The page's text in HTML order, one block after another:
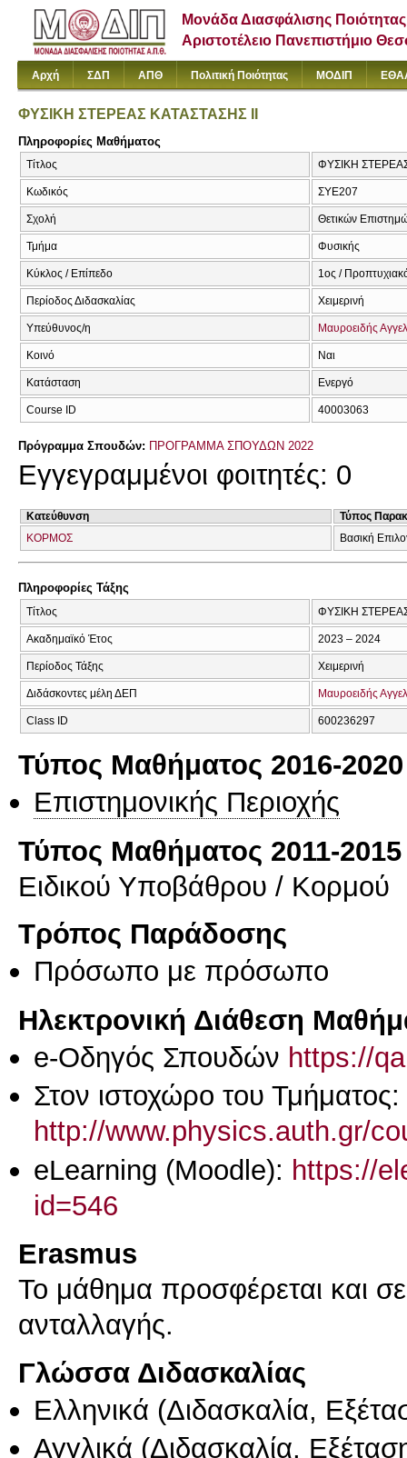
Μονάδα Διασφάλισης Ποιότητας
Αριστοτέλειο Πανεπιστήμιο
Αρχή ΣΔΠ ΑΠΘ Πολιτική Ποιότητας ΜΟΔΙΠ
ΦΥΣΙΚΗ ΣΤΕΡΕΑΣ ΚΑΤΑΣΤΑΣΗΣ ΙΙ
Πληροφορίες Μαθήματος
Τίτλος ΦΥΣΙΚΗ ΣΤΕΡΕΑΣ
Κωδικός ΣΥΕ207
Σχολή Θετικών
Τμήμα Φυσικής
Κύκλος / Επίπεδο 1ος /
Περίοδος Διδασκαλίας Χειμερινή
Υπεύθυνος/η Μαυροειδής
Κοινό Ναι
Κατάσταση Ενεργό
Course ID 40003063
Πρόγραμμα Σπουδών: ΠΡΟΓΡΑΜΜΑ ΣΠΟΥΔΩΝ 2022
Εγγεγραμμένοι φοιτητές: 0
Κατεύθυνση
Τύπος
ΚΟΡΜΟΣ
Βασική
Πληροφορίες Τάξης
Τίτλος ΦΥΣΙΚΗ
Ακαδημαϊκό Έτος 2023 – 2024
Περίοδος Τάξης Χειμερινή
Διδάσκοντες μέλη ΔΕΠ Μαυροειδής
Class ID 600236297
Τύπος Μαθήματος 2016-2020
Επιστημονικής Περιοχής
Τύπος Μαθήματος 2011-2015
Ειδικού Υποβάθρου / Κορμού
Τρόπος Παράδοσης
Πρόσωπο με πρόσωπο
Ηλεκτρονική Διάθεση
e-Οδηγός Σπουδών https://
Στον ιστοχώρο του Τμήματος:
http://www.physics.auth.gr/
eLearning (Moodle): https://
id=546
Erasmus
Το μάθημα προσφέρεται και
ανταλλαγής.
Γλώσσα Διδασκαλίας
Ελληνικά (Διδασκαλία,
Αγγλικά (Διδασκαλία,